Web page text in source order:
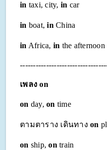
in taxi, city, in
in boat,in
in Africa, in the
เพลง on
on day, on
ตามตาราง เดินทาง on
on ship,on